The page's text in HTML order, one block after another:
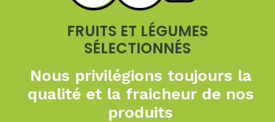
FRUITS ET LÉGUMES
SÉLECTIONNÉS
Nous privilégions toujours la
qualité et la fraicheurde nos
produits